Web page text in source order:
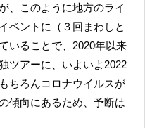
ベントに（３回まわしと
いることで、2020年以来
ツアーに、いよいよ2022
ちろんコロナウイルスが
傾向にあるため、予断は